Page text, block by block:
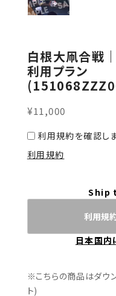
白根大凧合戦｜
利用プラン
¥11,000
利用規約を確認し
利用規約
Ship
利用規
日本国内
※こちらの商品はダウ
ト)